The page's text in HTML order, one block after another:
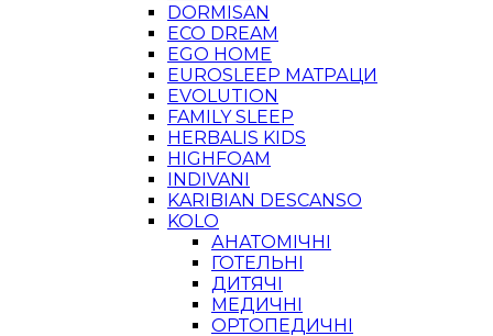
DORMISAN
ECO DREAM
EGO HOME
EUROSLEEP МАТРАЦИ
EVOLUTION
FAMILY SLEEP
HERBALIS KIDS
HIGHFOAM
INDIVANI
KARIBIAN DESCANSO
KOLO
АНАТОМІЧНІ
ГОТЕЛЬНІ
ДИТЯЧІ
МЕДИЧНІ
ОРТОПЕДИЧНІ